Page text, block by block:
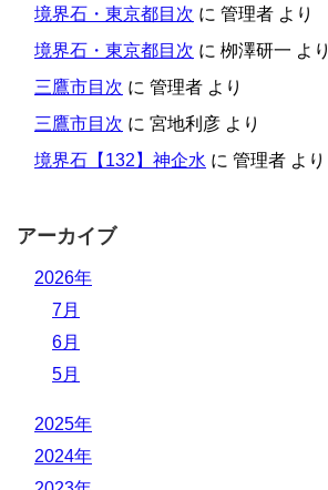
境界石・東京都目次 に 管理者 より
境界石・東京都目次 に 栁澤研一 より
三鷹市目次 に 管理者 より
三鷹市目次 に 宮地利彦 より
境界石【132】神企水 に 管理者 より
アーカイブ
2026年
7月
6月
5月
2025年
2024年